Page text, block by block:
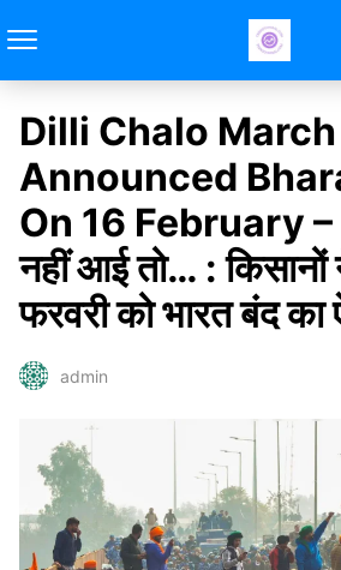
Dilli Chalo
Announced
On 16 February –
नहीं आई तो… : किसानों
फरवरी को भारत बंद का
admin